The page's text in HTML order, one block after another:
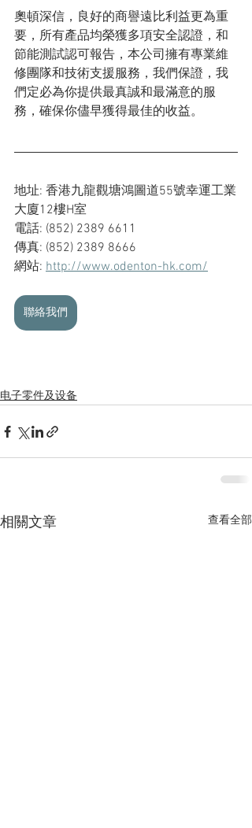
奧頓深信，良好的商譽遠比利益更為重
要，所有產品均榮獲多項安全認證，和
節能測試認可報告，本公司擁有專業維
修團隊和技術支援服務，我們保證，我
們定必為你提供最真誠和最滿意的服
務，確保你儘早獲得最佳的收益。
地址: 香港九龍觀塘鴻圖道55號幸運工業
大廈12樓H室
電話: (852) 2389 6611
傳真: (852) 2389 8666
網站: http://www.odenton-hk.com/
聯絡我們
电子零件及设备
相關文章 查看全部